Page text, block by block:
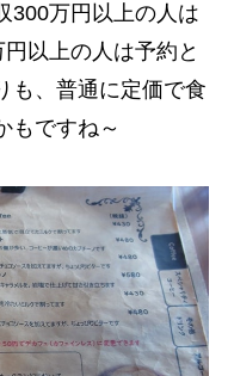
300万円以上の人は
以上の人は予約と
も、普通に定価で食
もですね～